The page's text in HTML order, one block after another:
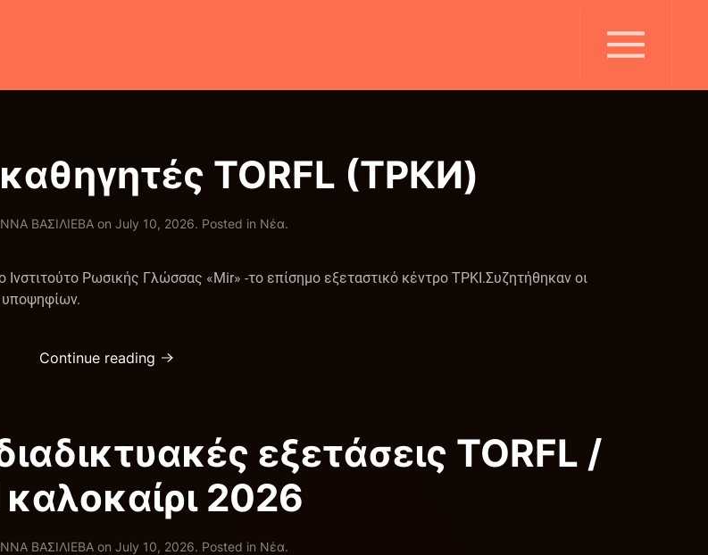
καθηγητές TORFL (ТРКИ)
ΒΑΣΙΛΙΕΒΑ on July 10, 2026. Posted in Νέα.
Ρωσικής Γλώσσας «Mir» -το επίσημο εξεταστικό κέντρο ΤΡΚΙ. ​Συζητήθηκαν οι
υποψηφίων.
Continue reading
εξετάσεις TORFL /
2026
ΒΑΣΙΛΙΕΒΑ on July 10, 2026. Posted in Νέα.